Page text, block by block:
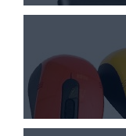
Компьютеры Fujitsu
Комплектующие ПК